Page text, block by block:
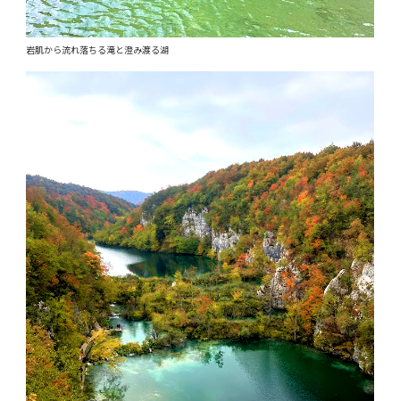
岩肌から流れ落ちる滝と澄み渡る湖